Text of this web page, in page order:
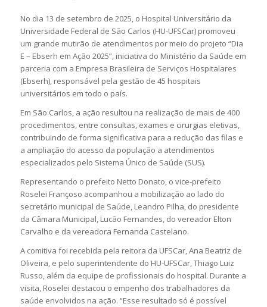
No dia 13 de setembro de 2025, o Hospital Universitário da
Universidade Federal de São Carlos (HU-UFSCar) promoveu
um grande mutirão de atendimentos por meio do projeto “Dia
E – Ebserh em Ação 2025”, iniciativa do Ministério da Saúde em
parceria com a Empresa Brasileira de Serviços Hospitalares
(Ebserh), responsável pela gestão de 45 hospitais
universitários em todo o país.
Em São Carlos, a ação resultou na realização de mais de 400
procedimentos, entre consultas, exames e cirurgias eletivas,
contribuindo de forma significativa para a redução das filas e
a ampliação do acesso da população a atendimentos
especializados pelo Sistema Único de Saúde (SUS).
Representando o prefeito Netto Donato, o vice-prefeito
Roselei Françoso acompanhou a mobilização ao lado do
secretário municipal de Saúde, Leandro Pilha, do presidente
da Câmara Municipal, Lucão Fernandes, do vereador Elton
Carvalho e da vereadora Fernanda Castelano.
A comitiva foi recebida pela reitora da UFSCar, Ana Beatriz de
Oliveira, e pelo superintendente do HU-UFSCar, Thiago Luiz
Russo, além da equipe de profissionais do hospital. Durante a
visita, Roselei destacou o empenho dos trabalhadores da
saúde envolvidos na ação. “Esse resultado só é possível